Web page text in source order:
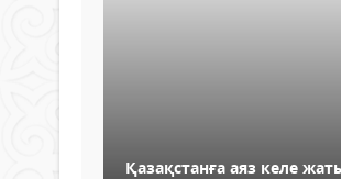
Қазақстанға аяз келе